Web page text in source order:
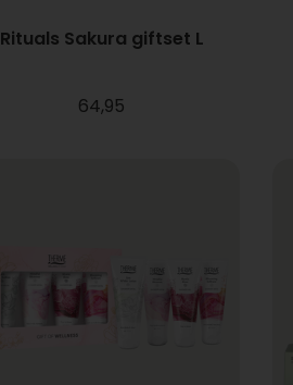
Rituals Sakura giftset L
64,95